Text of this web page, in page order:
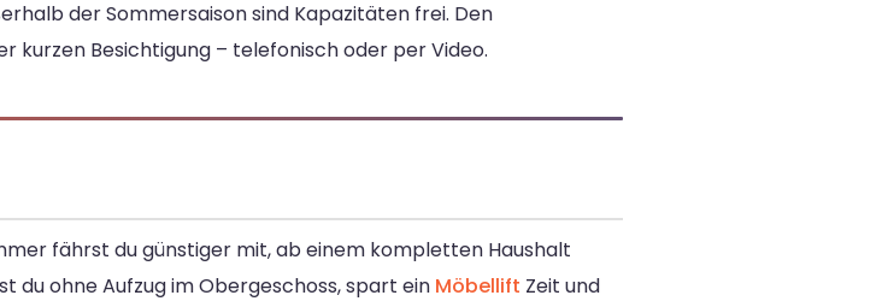
der Sommersaison sind Kapazitäten frei. Den
kurzen Besichtigung – telefonisch oder per Video.
fährst du günstiger mit, ab einem kompletten Haushalt
du ohne Aufzug im Obergeschoss, spart ein Möbellift Zeit und